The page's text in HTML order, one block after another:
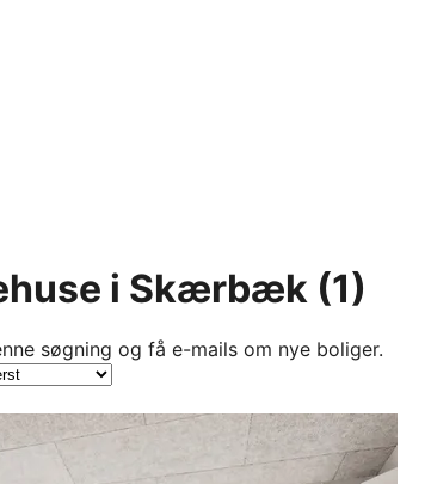
i Skærbæk (1)
søgning og få e-mails om nye boliger.